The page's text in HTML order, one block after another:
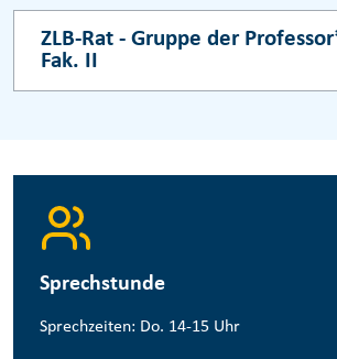
ZLB-Rat - Gruppe der
Fak. II
Sprechstunde
Sprechzeiten: Do. 14-15 Uhr